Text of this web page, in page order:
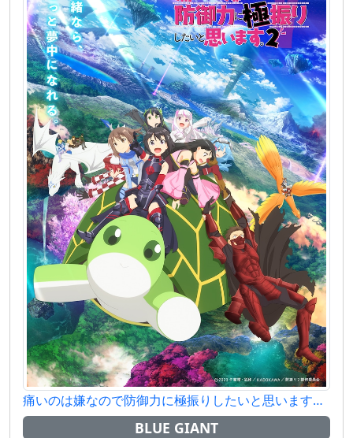
痛いのは嫌なので防御力に極振りしたいと思います。2
BLUE GIANT